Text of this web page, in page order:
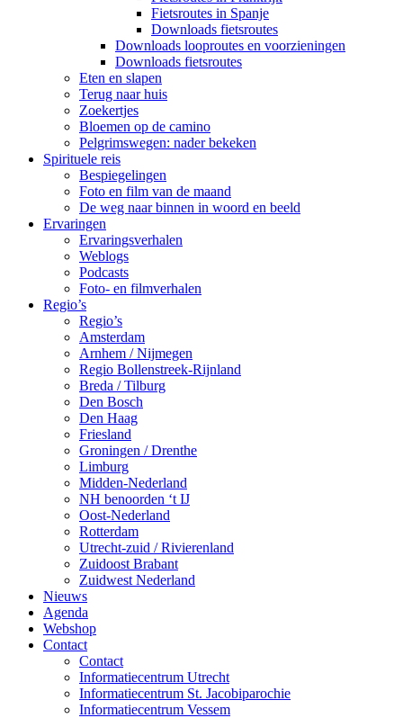
Fietsroutes in Spanje
Downloads fietsroutes
Downloads looproutes en voorzieningen
Downloads fietsroutes
Eten en slapen
Terug naar huis
Zoekertjes
Bloemen op de camino
Pelgrimswegen: nader bekeken
Spirituele reis
Bespiegelingen
Foto en film van de maand
De weg naar binnen in woord en beeld
Ervaringen
Ervaringsverhalen
Weblogs
Podcasts
Foto- en filmverhalen
Regio’s
Regio’s
Amsterdam
Arnhem / Nijmegen
Regio Bollenstreek-Rijnland
Breda / Tilburg
Den Bosch
Den Haag
Friesland
Groningen / Drenthe
Limburg
Midden-Nederland
NH benoorden ‘t IJ
Oost-Nederland
Rotterdam
Utrecht-zuid / Rivierenland
Zuidoost Brabant
Zuidwest Nederland
Nieuws
Agenda
Webshop
Contact
Contact
Informatiecentrum Utrecht
Informatiecentrum St. Jacobiparochie
Informatiecentrum Vessem